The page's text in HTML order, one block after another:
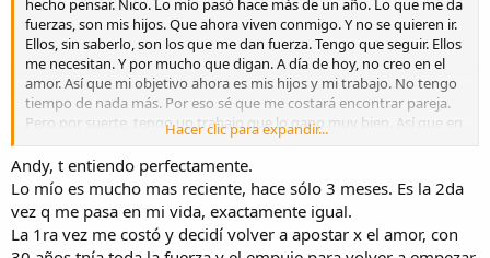
fuerzas, son mis hijos. Que ahora viven conmigo. Y no se quieren ir.
Ellos, sin saberlo, son los que me dan fuerza. Tengo que seguir. Ellos
me necesitan. Y por mucho que digan. A día de hoy, no creo en el
amor. Así que mi objetivo ahora es mis hijos y mi trabajo. No tengo
tiempo de nada más. Por eso sé que me costará encontrar pareja.
Pero por suerte, tengo un trabajo que lo gano muy bien. Así que en
un futuro cercano. Buscaré alguien que quiera compartir
momentos buenos conmigo y yo me encargaré de que no le falte
nada. Lo más probable es que no sea española. Bueno no lo sé.
Pero me gustan las latinas. Solo quiero alguien que me haga la vida
agradable, una amiga, una compañera.
Nico tienes que buscar algo, alguien, que te de las fuerzas para
Hacer clic para expandir...
Andy, t entiendo perfectamente.
Lo mío es mucho mas reciente, hace sólo 3 meses. Es la 2da
vez q me pasa en mi vida, exactamente igual.
La 1ra vez me costó y decidí volver a apostar x el amor, con